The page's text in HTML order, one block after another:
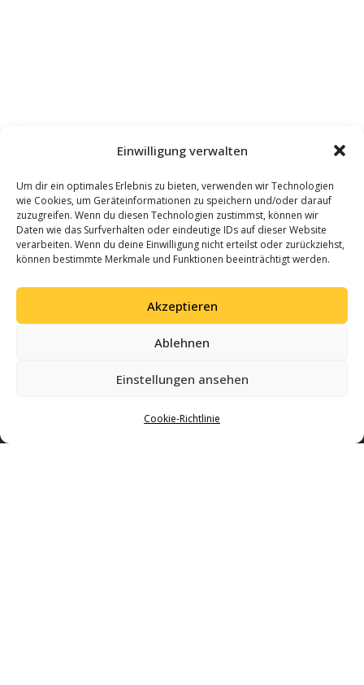
Einwilligung verwalten
Um dir ein optimales Erlebnis zu bieten, verwenden wir Technologien
wie Cookies, um Geräteinformationen zu speichern und/oder darauf
zuzugreifen. Wenn du diesen Technologien zustimmst, können wir
Daten wie das Surfverhalten oder eindeutige IDs auf dieser Website
verarbeiten. Wenn du deine Einwilligung nicht erteilst oder zurückziehst,
können bestimmte Merkmale und Funktionen beeinträchtigt werden.
Akzeptieren
Ablehnen
Einstellungen ansehen
Cookie-Richtlinie